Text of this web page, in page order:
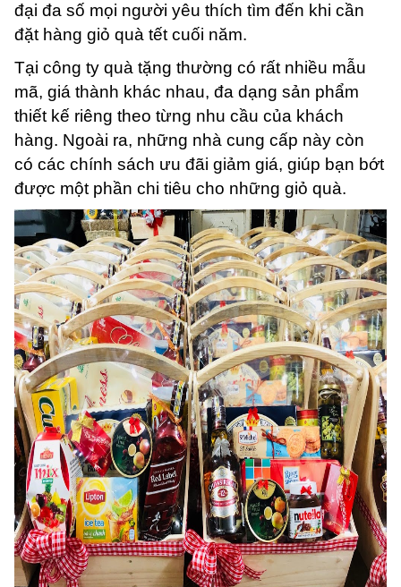
đại đa số mọi người yêu thích tìm đến khi cần
đặt hàng giỏ quà tết cuối năm.
Tại công ty quà tặng thường có rất nhiều mẫu
mã, giá thành khác nhau, đa dạng sản phẩm
thiết kế riêng theo từng nhu cầu của khách
hàng. Ngoài ra, những nhà cung cấp này còn
có các chính sách ưu đãi giảm giá, giúp bạn bớt
được một phần chi tiêu cho những giỏ quà.